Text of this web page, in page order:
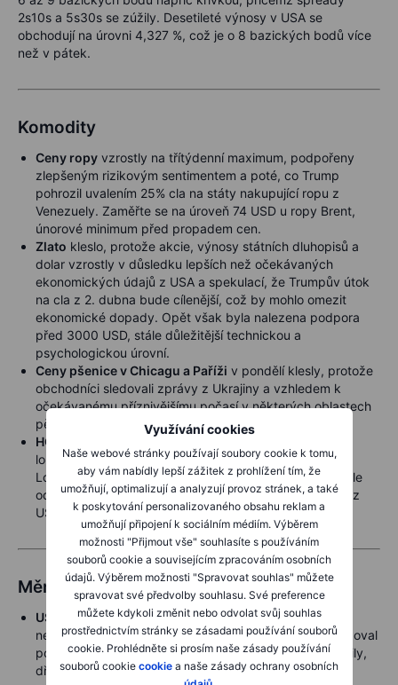
Využívání cookies
Naše webové stránky používají soubory cookie k tomu,
aby vám nabídly lepší zážitek z prohlížení tím, že
umožňují, optimalizují a analyzují provoz stránek, a také
k poskytování personalizovaného obsahu reklam a
umožňují připojení k sociálním médiím. Výběrem
možnosti "Přijmout vše" souhlasíte s používáním
souborů cookie a souvisejícím zpracováním osobních
údajů. Výběrem možnosti "Spravovat souhlas" můžete
spravovat své předvolby souhlasu. Své preference
můžete kdykoli změnit nebo odvolat svůj souhlas
prostřednictvím stránky se zásadami používání souborů
cookie. Prohlédněte si prosím naše zásady používání
souborů cookie cookie a naše zásady ochrany osobních
2s10s a 5s30s se zúžily. Desetileté výnosy v USA se
obchodují na úrovni 4,327 %, což je o 8 bazických bodů více
než v pátek.
Komodity
Ceny ropy vzrostly na třítýdenní maximum, podpořeny
zlepšeným rizikovým sentimentem a poté, co Trump
pohrozil uvalením 25% cla na státy nakupující ropu z
Venezuely. Zaměřte se na úroveň 74 USD u ropy Brent,
únorové minimum před propadem cen.
Zlato kleslo, protože akcie, výnosy státních dluhopisů a
dolar vzrostly v důsledku lepších než očekávaných
ekonomických údajů z USA a spekulací, že Trumpův útok
na cla z 2. dubna bude cílenější, což by mohlo omezit
ekonomické dopady. Opět však byla nalezena podpora
před 3000 USD, stále důležitější technickou a
psychologickou úrovní.
Ceny pšenice v Chicagu a Paříži v pondělí klesly, protože
obchodníci sledovali zprávy z Ukrajiny a vzhledem k
očekávanému příznivějšímu počasí v některých oblastech
pěstování pšenice ve světě, zejména ve Francii.
HG měď
klesla poté, co našla odpor před 5,20 USD,
loňským rekordním maximem, přičemž prémie nad
Londýnem se zúžila na 13 %, protože obchodníci nadále
odhadují případnou výši příchozích cel na dovoz mědi z
USA.
Měny
USD
dosáhl třítýdenního maxima poté, co březnový
neočekávaný nárůst indexu PMI ve službách kompenzoval
pokles ve výrobě. Trump plánuje nová cla na automobily,
dřevo a dřevotřísku s možnými výjimkami pro některé